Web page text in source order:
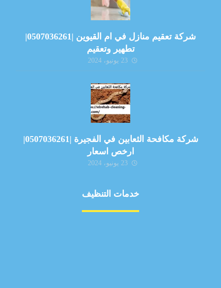
شركة تعقيم منازل في ام القيوين |0507036261|
تطهير وتعقيم
23 يونيو، 2024
شركة مكافحة الثعابين في الفجيرة |0507036261|
ارخص اسعار
23 يونيو، 2024
خدمات التنظيف